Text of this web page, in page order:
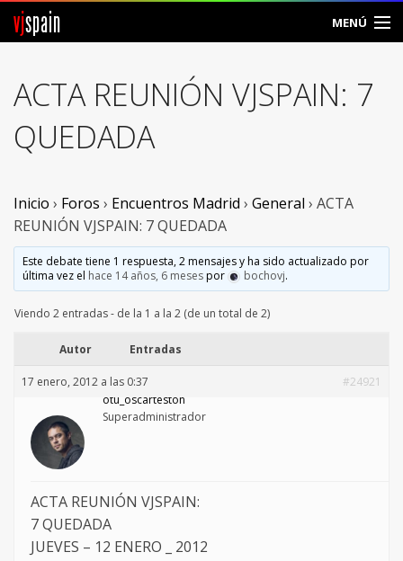
vjspain MENÚ
Foros
Noticias
Vjspain
Ayuda
Contacto
Entrar
ACTA REUNIÓN VJSPAIN: 7
QUEDADA
Inicio › Foros › Encuentros Madrid › General › ACTA
REUNIÓN VJSPAIN: 7 QUEDADA
Este debate tiene 1 respuesta, 2 mensajes y ha sido actualizado por
última vez el hace 14 años, 6 mesespor bochovj.
Viendo 2 entradas - de la 1 a la 2 (de un total de 2)
Autor Entradas
17 enero, 2012 a las 0:37
#24921
otu_oscarteston
Superadministrador
ACTA REUNIÓN VJSPAIN:
7 QUEDADA
JUEVES – 12 ENERO _ 2012